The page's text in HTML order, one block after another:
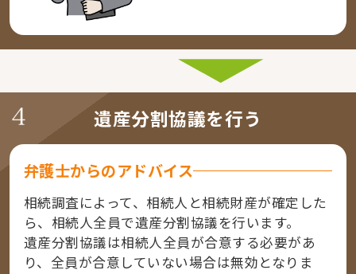
遺産分割協議を行う
弁護士からのアドバイス
相続調査によって、相続人と相続財産が確定した
ら、相続人全員で遺産分割協議を行います。
遺産分割協議は相続人全員が合意する必要があ
り、全員が合意していない場合は無効となりま